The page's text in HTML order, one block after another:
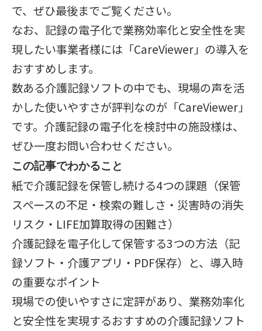
で、ぜひ最後までご覧ください。
なお、記録の電子化で業務効率化と安全性を実
現したい事業者様には「CareViewer」の導入を
おすすめします。
数ある介護記録ソフトの中でも、現場の声を活
かした使いやすさが評判なのが「CareViewer」
です。介護記録の電子化を検討中の施設様は、
ぜひ一度お問い合わせください。
この記事でわかること
紙で介護記録を保管し続ける4つの課題（保管
スペースの不足・検索の難しさ・災害時の消失
リスク・LIFE加算取得の困難さ）
介護記録を電子化して保管する3つの方法（記
録ソフト・介護アプリ・PDF保存）と、導入時
の重要なポイント
現場での使いやすさに定評があり、業務効率化
と安全性を実現するおすすめの介護記録ソフト